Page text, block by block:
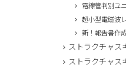
電線管判別ユ
超小型電磁波
新！報告書作
ストラクチャス
ストラクチャス